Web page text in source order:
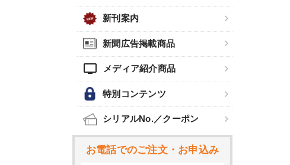
新刊案内
新聞広告掲載商品
tv メディア紹介商品
特別コンテンツ
シリアルNo.／クーポン
お電話でのご注文・お申込み